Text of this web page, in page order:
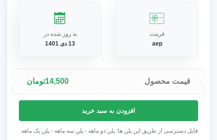
فرمت
aep
به روز شده در
13 دی 1401
قیمت محصول 14,500تومان
افترافکت
افکت‌های
افزودن به سبد خرید
قابل دسترسی از طریق این پلن ها: پلن دو ماهه - پلن سه ماهه - پلن یک ماهه